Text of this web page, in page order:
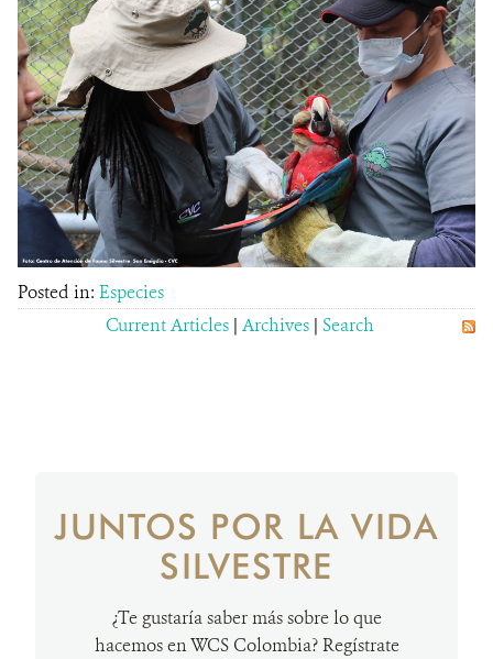
Posted in: Especies
Current Articles | Archives | Search
JUNTOS POR LA VIDA
SILVESTRE
¿Te gustaría saber más sobre lo que
hacemos en WCS Colombia? Regístrate